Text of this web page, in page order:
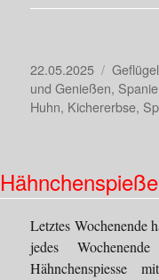
Veröffentlicht
am
22.05.2025 Geflügel
und Genießen,
Huhn, Kichererbse,
Letztes Wochenende
jedes
Hähnchenspiesse